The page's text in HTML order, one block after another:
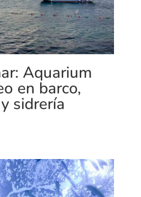
Aquarium
en barco,
sidrería